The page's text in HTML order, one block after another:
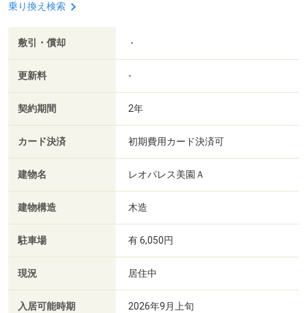
乗り換え検索
敷引・償却 -
更新料 -
契約期間 2年
カード決済 初期費用カード決済可
建物名 レオパレス美園Ａ
建物構造 木造
駐車場 有 6,050円
現況 居住中
入居可能時期 2026年9月上旬